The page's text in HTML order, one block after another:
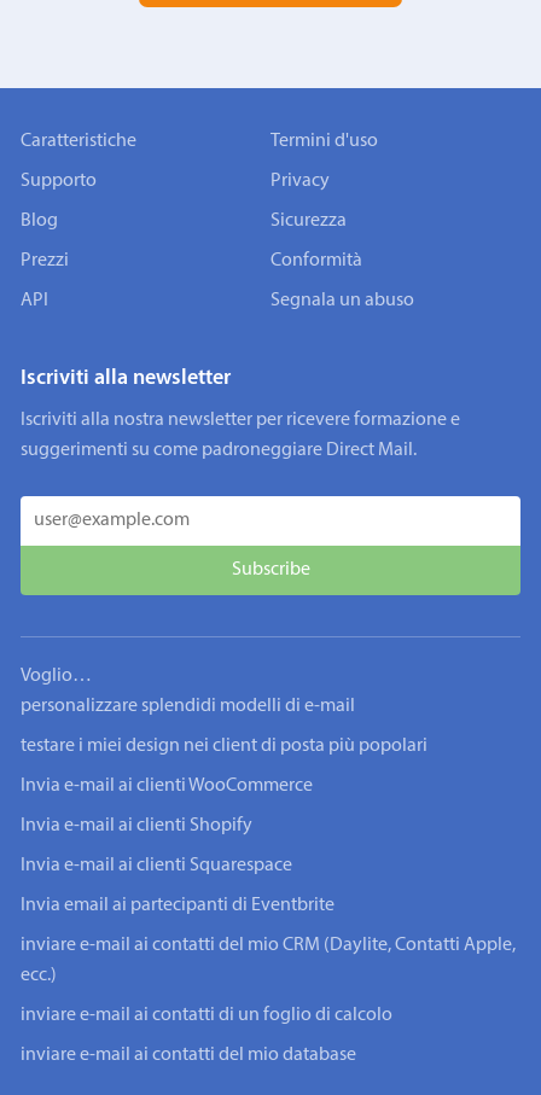
Caratteristiche
Supporto
Blog
Prezzi
API
Termini d'uso
Privacy
Sicurezza
Conformità
Segnala un abuso
Iscriviti alla newsletter
Iscriviti alla nostra newsletter per ricevere formazione e
suggerimenti su come padroneggiare Direct Mail.
Voglio…
personalizzare splendidi modelli di e-mail
testare i miei design nei client di posta più popolari
Invia e-mail ai clienti WooCommerce
Invia e-mail ai clienti Shopify
Invia e-mail ai clienti Squarespace
Invia email ai partecipanti di Eventbrite
inviare e-mail ai contatti del mio CRM (Daylite, Contatti Apple,
ecc.)
inviare e-mail ai contatti di un foglio di calcolo
inviare e-mail ai contatti del mio database